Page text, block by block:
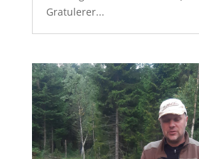
Gratulerer...